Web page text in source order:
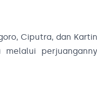
Ciputra, dan